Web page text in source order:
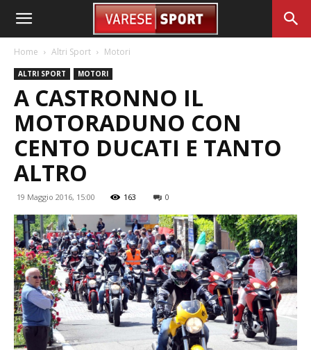
Home Altri Sport Motori
ALTRI SPORT MOTORI
A CASTRONNO IL
MOTORADUNO CON
CENTO DUCATI E TANTO
ALTRO
19 Maggio 2016, 15:00 163 0